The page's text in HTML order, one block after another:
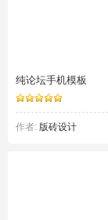
纯论坛手机模板
作者: 版砖设计